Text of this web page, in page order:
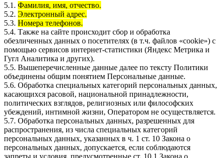
5.1. Фамилия, имя, отчество.
5.2. Электронный адрес.
5.3. Номера телефонов.
5.4. Также на сайте происходит сбор и обработка
обезличенных данных о посетителях (в т.ч. файлов «cookie») с
помощью сервисов интернет-статистики (Яндекс Метрика и
Гугл Аналитика и других).
5.5. Вышеперечисленные данные далее по тексту Политики
объединены общим понятием Персональные данные.
5.6. Обработка специальных категорий персональных данных,
касающихся расовой, национальной принадлежности,
политических взглядов, религиозных или философских
убеждений, интимной жизни, Оператором не осуществляется.
5.7. Обработка персональных данных, разрешенных для
распространения, из числа специальных категорий
персональных данных, указанных в ч. 1 ст. 10 Закона о
персональных данных, допускается, если соблюдаются
запреты и условия, предусмотренные ст. 10.1 Закона о